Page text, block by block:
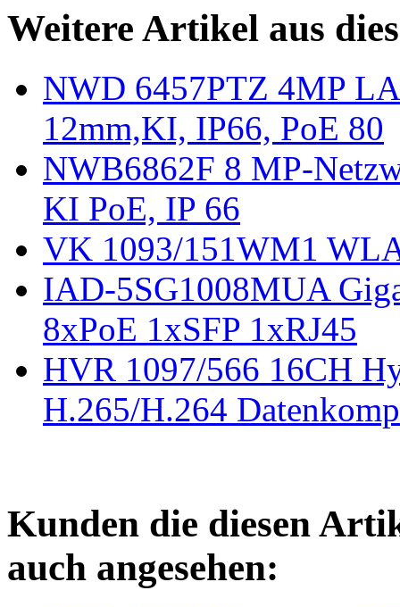
Weitere Artikel aus
NWD 6457PTZ 4MP
12mm,KI, IP66, PoE 80
NWB6862F 8 MP-
KI PoE, IP 66
VK 1093/151WM1
IAD-5SG1008MUA
8xPoE 1xSFP 1xRJ45
HVR 1097/566 16CH
H.265/H.264
Kunden die diesen
auch angesehen: